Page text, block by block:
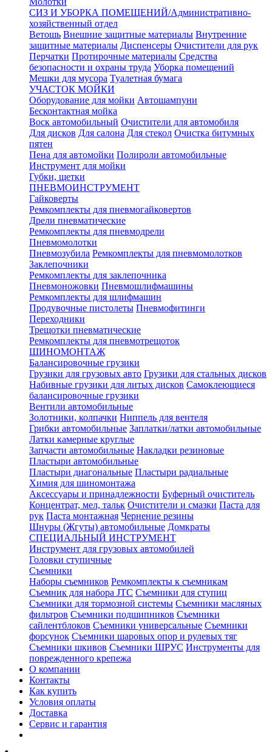
СИЗ И УБОРКА ПОМЕЩЕНИЙ/Административно-
хозяйственный отдел
Ветошь Внешние защитные материалы Внутренние
защитные материалы Диспенсеры Очистители для рук
Перчатки Протирочные материалы Средства
безопасности и охраны труда Уборка помещений
Мешки для мусора Туалетная бумага
УЧАСТОК МОЙКИ
Оборудование для мойки Автошампуни
Бесконтактная мойка
Воск автомобильный Очистители для автомобиля
Для дисков Для салона Для стекол Очистка битумных
пятен
Пена для автомойки Полироли автомобильные
Инструмент для мойки
Губки, щетки
ПНЕВМОИНСТРУМЕНТ
Гайковерты
Ремкомплекты для пневмогайковертов
Дрели пневматические
Ремкомплекты для пневмодрели
Пневмомолотки
Пневмозубила Ремкомплекты для пневмомолотков
Заклепочники
Ремкомплекты для заклепочника
Пневмоножовки Пневмошлифмашины
Ремкомплекты для шлифмашин
Продувочные пистолеты Пневмофитинги
Переходники
Трещотки пневматические
Ремкомплекты для пневмотрещоток
ШИНОМОНТАЖ
Балансировочные грузики
Грузики для грузовых авто Грузики для стальных дисков
Набивные грузики для литых дисков Самоклеющиеся
балансировочные грузики
Вентили автомобильные
Золотники, колпачки Ниппель для вентеля
Грибки автомобильные Заплатки/латки автомобильные
Латки камерные круглые
Запчасти автомобильные Накладки резиновые
Пластыри автомобильные
Пластыри диагональные Пластыри радиальные
Химия для шиномонтажа
Аксессуары и принадлежности Буферный очиститель
Концентрат, мел, тальк Очистители и смазки Паста для
рук Паста монтажная Чернение резины
Шнуры (Жгуты) автомобильные Домкраты
СПЕЦИАЛЬНЫЙ ИНСТРУМЕНТ
Инструмент для грузовых автомобилей
Головки ступичные
Съемники
Наборы съемников Ремкомплекты к съемникам
Съемник для набора JTC Съемники для ступиц
Съемники для тормозной системы Съемники масляных
фильтров Съемники подшипников Съемники
сайлентблоков Съемники универсальные Съемники
форсунок Съемники шаровых опор и рулевых тяг
Съемники шкивов Съемники ШРУС Инструменты для
поврежденного крепежа
О компании
Контакты
Как купить
Условия оплаты
Доставка
Сервис и гарантия